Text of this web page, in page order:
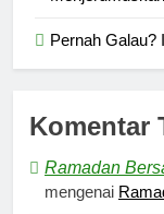
Pernah Galau?
Komentar
Ramadan
mengenai